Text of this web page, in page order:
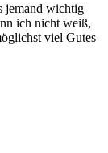
jemand wichtig
ich nicht weiß,
viel Gutes